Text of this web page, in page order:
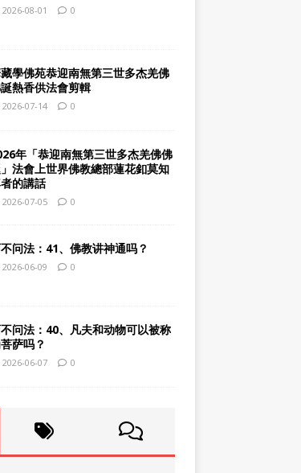
2026-08-01 0
學佛苑恭迎南無第三世多杰羌佛
熱香供法會剪輯
2026-07-14 0
年「恭迎南無第三世多杰羌佛佛
法會上世界佛教總部蓮花釦莫知
的講話
2026-07-05 0
问法：41、佛教讲神通吗？
2026-06-09 0
问法：40、凡夫和动物可以被称
萨吗？
2026-06-07 0